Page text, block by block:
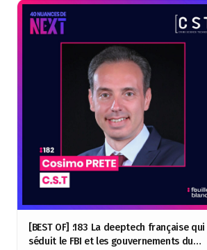
[BEST OF] :183 La deeptech française qui
séduit le FBI et les gouvernements du